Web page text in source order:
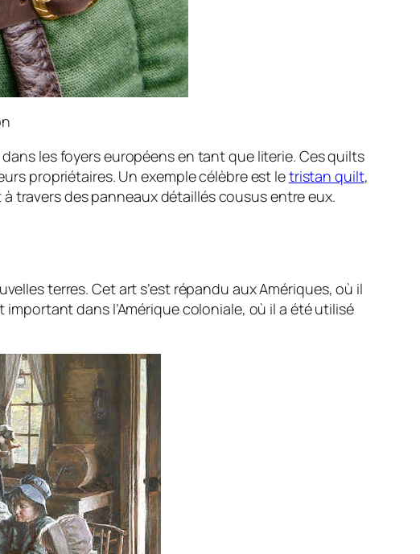
les foyers européens en tant que literie. Ces quilts
propriétaires. Un exemple célèbre est letristan quilt,
travers des panneaux détaillés cousus entre eux.
terres. Cet art s’est répandu aux Amériques, où il
dans l’Amérique coloniale, où il a été utilisé